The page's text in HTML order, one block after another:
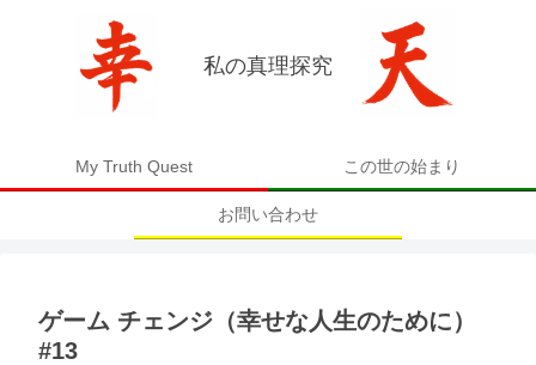
私の真理探究
My Truth Quest この世の始まり
お問い合わせ
ゲーム チェンジ（幸せな人生のために）
#13